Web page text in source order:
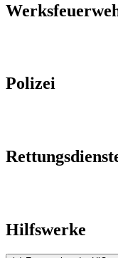
Polizei
Hilfswerke